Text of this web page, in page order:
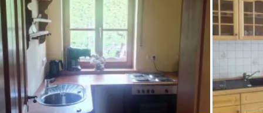
von